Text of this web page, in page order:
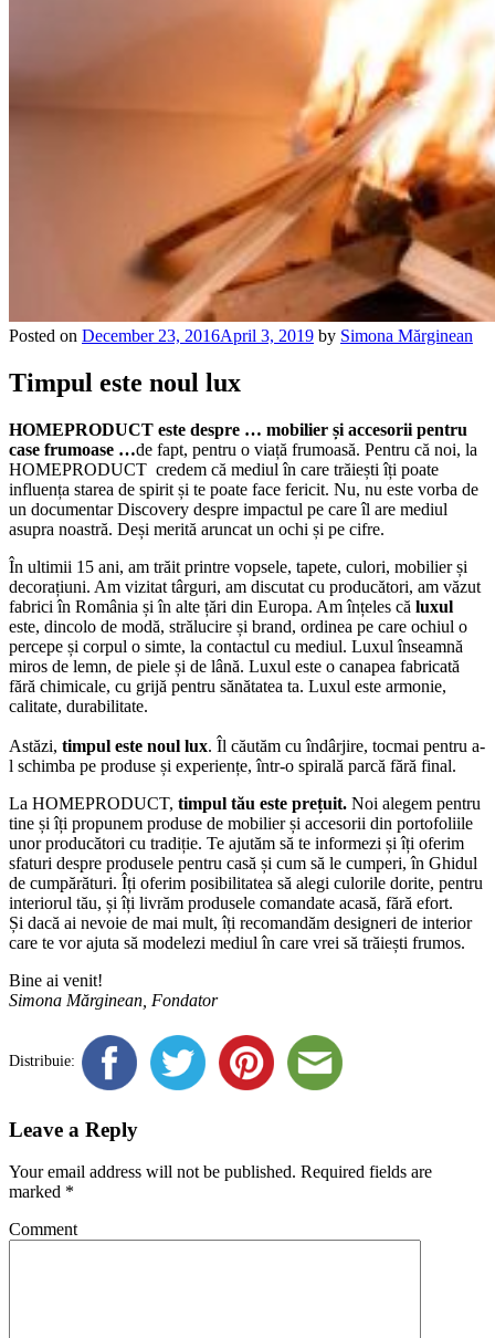
Posted on December 23, 2016April 3, 2019 by Simona Mărginean
Timpul este noul lux
HOMEPRODUCT este despre … mobilier și accesorii pentru
case frumoase …de fapt, pentru o viață frumoasă. Pentru că noi, la
HOMEPRODUCT credem că mediul în care trăiești îți poate
influența starea de spirit și te poate face fericit. Nu, nu este vorba de
un documentar Discovery despre impactul pe care îl are mediul
asupra noastră. Deși merită aruncat un ochi și pe cifre.
În ultimii 15 ani, am trăit printre vopsele, tapete, culori, mobilier și
decorațiuni. Am vizitat târguri, am discutat cu producători, am văzut
fabrici în România și în alte țări din Europa. Am înțeles că luxul
este, dincolo de modă, strălucire și brand, ordinea pe care ochiul o
percepe și corpul o simte, la contactul cu mediul. Luxul înseamnă
miros de lemn, de piele și de lână. Luxul este o canapea fabricată
fără chimicale, cu grijă pentru sănătatea ta. Luxul este armonie,
calitate, durabilitate.
Astăzi, timpul este noul lux. Îl căutăm cu îndârjire, tocmai pentru a-
l schimba pe produse și experiențe, într-o spirală parcă fără final.
La HOMEPRODUCT, timpul tău este prețuit. Noi alegem pentru
tine și îți propunem produse de mobilier și accesorii din portofoliile
unor producători cu tradiție. Te ajutăm să te informezi și îți oferim
sfaturi despre produsele pentru casă și cum să le cumperi, în Ghidul
de cumpărături. Îți oferim posibilitatea să alegi culorile dorite, pentru
interiorul tău, și îți livrăm produsele comandate acasă, fără efort.
Și dacă ai nevoie de mai mult, îți recomandăm designeri de interior
care te vor ajuta să modelezi mediul în care vrei să trăiești frumos.
Bine ai venit!
Simona Mărginean, Fondator
Distribuie:
Leave a Reply
Your email address will not be published. Required fields are
marked *
Comment